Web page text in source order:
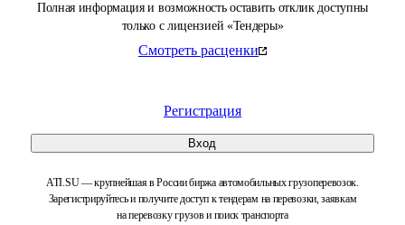
Полная информация и возможность оставить отклик доступны
только с лицензией «Тендеры»
Смотреть расценки
Регистрация
Вход
ATI.SU — крупнейшая в России биржа автомобильных грузоперевозок.
Зарегистрируйтесь и получите доступ к тендерам на перевозки, заявкам
на перевозку грузов и поиск транспорта